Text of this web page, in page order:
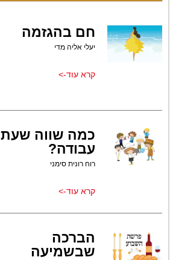
חם בהגזמה
יעלי אליה מדי
קרא עוד->
כמה שווה שעת
עבודה?
רוח רונית סימני
קרא עוד->
הברכה
שבשמיעה